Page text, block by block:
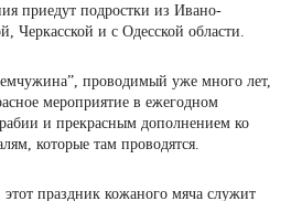
приедут подростки из Ивано-
Черкасской и с Одесской области.
проводимый уже много лет,
мероприятие в ежегодном
и прекрасным дополнением ко
которые там проводятся.
праздник кожаного мяча служит